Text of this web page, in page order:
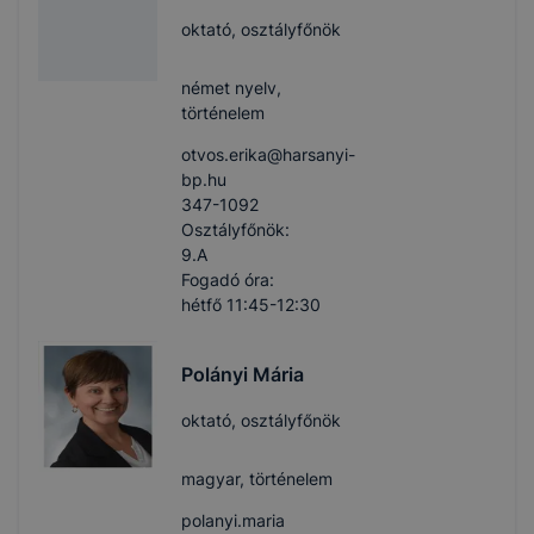
oktató, osztályfőnök
német nyelv,
történelem
otvos.erika​@harsanyi-
bp.hu
347-1092
Osztályfőnök:
9.A
Fogadó óra:
hétfő 11:45-12:30
Polányi Mária
oktató, osztályfőnök
magyar, történelem
polanyi.maria​